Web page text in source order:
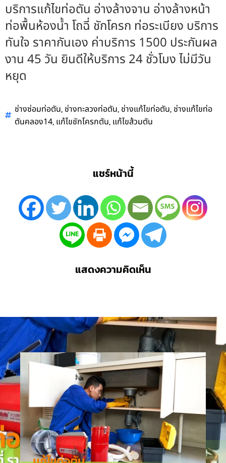
บริการแก้ไขท่อตัน อ่างล้างจาน อ่างล้างหน้า
ท่อพื้นห้องน้ำ โถฉี่ ชักโครก ท่อระเบียง บริการ
ทันใจ ราคากันเอง ค่าบริการ 1500 ประกันผล
งาน 45 วัน ยินดีให้บริการ 24 ชั่วโมง ไม่มีวัน
หยุด
ช่างซ่อมท่อตัน, ช่างทะลวงท่อตัน, ช่างแก้ไขท่อตัน, ช่างแก้ไขท่อ
ตันคลอง14, แก้ไขชักโครกตัน, แก้ไขส้วมตัน
แชร์หน้านี้
แสดงความคิดเห็น